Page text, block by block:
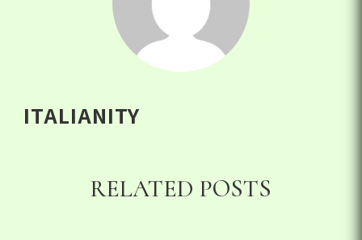
ITALIANITY
RELATED POSTS